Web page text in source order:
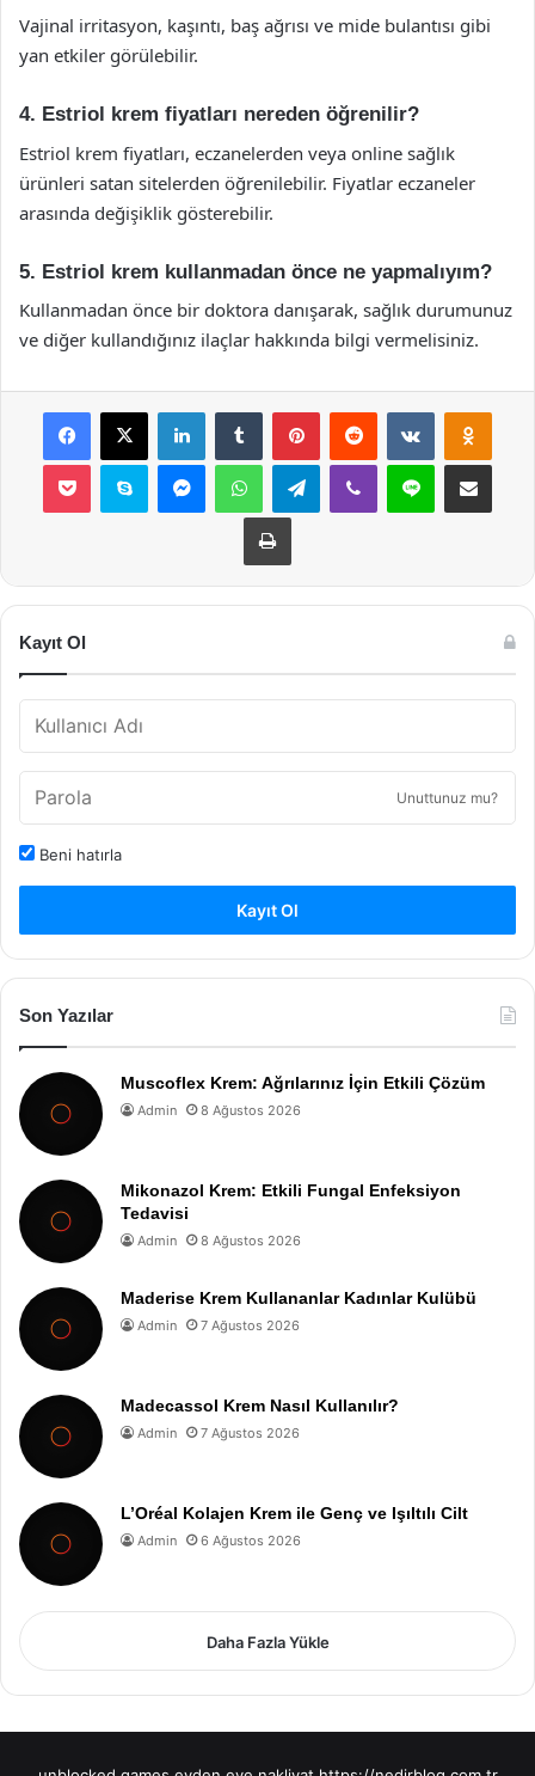
Vajinal irritasyon, kaşıntı, baş ağrısı ve mide bulantısı gibi
yan etkiler görülebilir.
4. Estriol krem fiyatları nereden öğrenilir?
Estriol krem fiyatları, eczanelerden veya online sağlık
ürünleri satan sitelerden öğrenilebilir. Fiyatlar eczaneler
arasında değişiklik gösterebilir.
5. Estriol krem kullanmadan önce ne yapmalıyım?
Kullanmadan önce bir doktora danışarak, sağlık durumunuz
ve diğer kullandığınız ilaçlar hakkında bilgi vermelisiniz.
Facebook
X LinkedInTumblr PinterestReddit VKontakte
Pocket Skype MessengerWhatsAppTelegramViber Line E-Posta ile
Yazdır
Kayıt Ol
Unuttunuz mu?
Beni hatırla
Kayıt Ol
Son Yazılar
Muscoflex Krem: Ağrılarınız İçin Etkili Çözüm
Admin 8 Ağustos 2026
Mikonazol Krem: Etkili Fungal Enfeksiyon
Tedavisi
Admin 8 Ağustos 2026
Maderise Krem Kullananlar Kadınlar Kulübü
Admin 7 Ağustos 2026
Madecassol Krem Nasıl Kullanılır?
Admin 7 Ağustos 2026
L’Oréal Kolajen Krem ile Genç ve Işıltılı Cilt
Admin 6 Ağustos 2026
Daha Fazla Yükle